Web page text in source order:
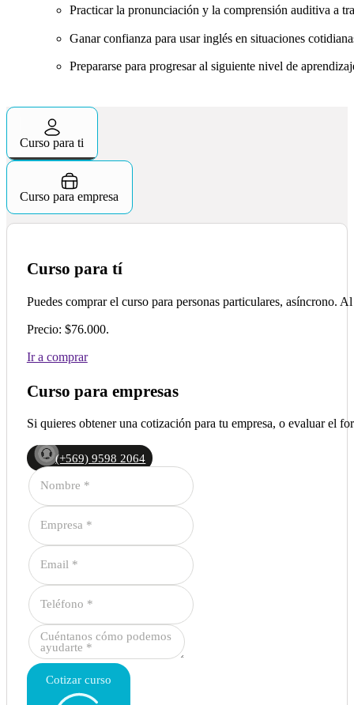
Practicar la pronunciación y la comprensión auditiva a
Ganar confianza para usar inglés en situaciones
Prepararse para progresar al siguiente nivel de
Curso para ti
Curso para empresa
Curso para tí
Puedes comprar el curso para personas particulares, asíncrono.
Precio: $76.000.
Ir a comprar
Curso para empresas
Si quieres obtener una cotización para tu empresa, o evaluar el
(+569) 9598 2064
Cotizar curso